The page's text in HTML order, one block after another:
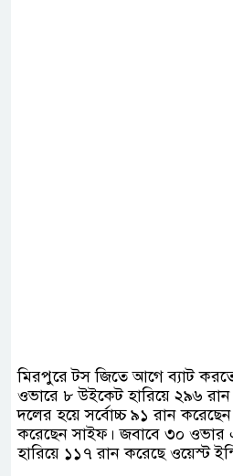
মিরপুরে টস জিতে আগে ব্যাট করতে
ওভারে ৮ উইকেট হারিয়ে ২৯৬ রান
দলের হয়ে সর্বোচ্চ ৯১ রান
করেছেন সাইফ। জবাবে ৩০
হারিয়ে ১১৭ রান করেছে ওয়েস্ট